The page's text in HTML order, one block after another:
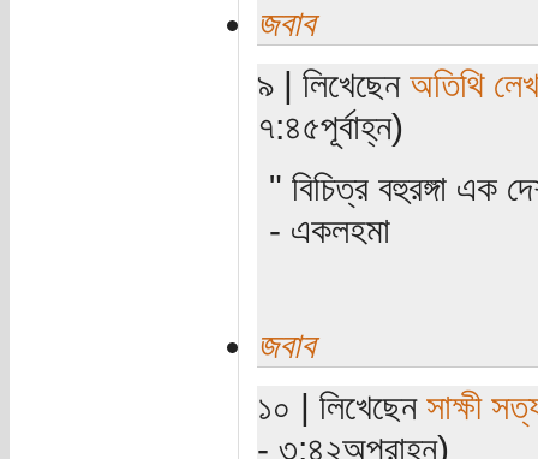
জবাব
৯ | লিখেছেন অতিথি
৭:৪৫পূর্বাহ্ন)
" বিচিত্র বহুরঙ্গা
- একলহমা
জবাব
১০ | লিখেছেন সাক্ষী
- ৩:৪২অপরাহ্ন)